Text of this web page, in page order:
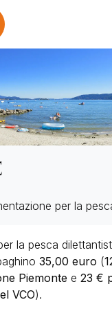
per la
la pesca
35,00 euro (
Piemonte e 23 €
VCO).